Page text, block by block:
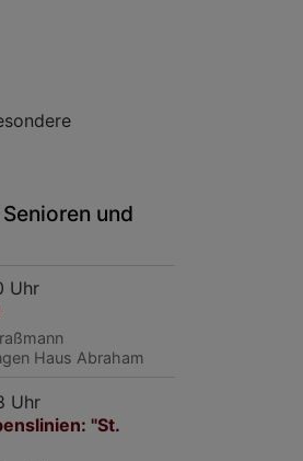
und
Uhr
Haus Abraham
Uhr
"St.